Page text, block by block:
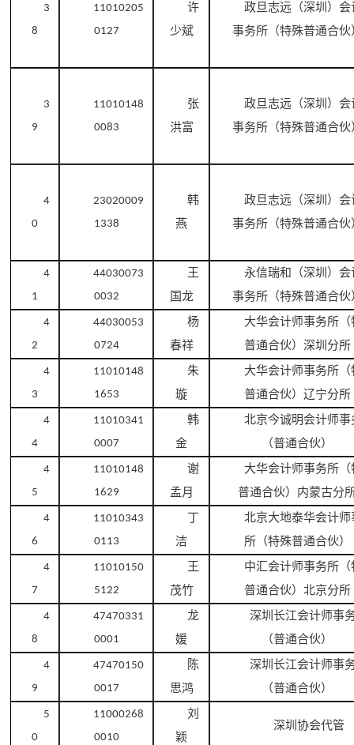
3
8
11010205
0127
许
少斌
政旦志远（深圳）会
事务所（特殊普通合伙
3
9
11010148
0083
张
洪富
政旦志远（深圳）会
事务所（特殊普通合伙
4
0
23020009
1338
韩
燕
政旦志远（深圳）会
事务所（特殊普通合伙
4
1
44030073
0032
王
国龙
永信瑞和（深圳）会
事务所（特殊普通合伙
4
2
44030053
0724
杨
春祥
大华会计师事务所（
普通合伙）深圳分所
4
3
11010148
1653
朱
璇
大华会计师事务所（
普通合伙）辽宁分所
4
4
11010341
0007
韩
金
北京今诚明会计师事
（普通合伙）
4
5
11010148
1629
谢
孟月
大华会计师事务所（
普通合伙）内蒙古分
4
6
11010343
0113
丁
洁
北京大地泰华会计师
所（特殊普通合伙）
4
7
11010150
5122
王
茂竹
中汇会计师事务所（
普通合伙）北京分所
4
8
47470331
0001
龙
媛
深圳长江会计师事
（普通合伙）
4
9
47470150
0017
陈
思鸿
深圳长江会计师事
（普通合伙）
5
0
11000268
0010
刘
颖
深圳协会代管